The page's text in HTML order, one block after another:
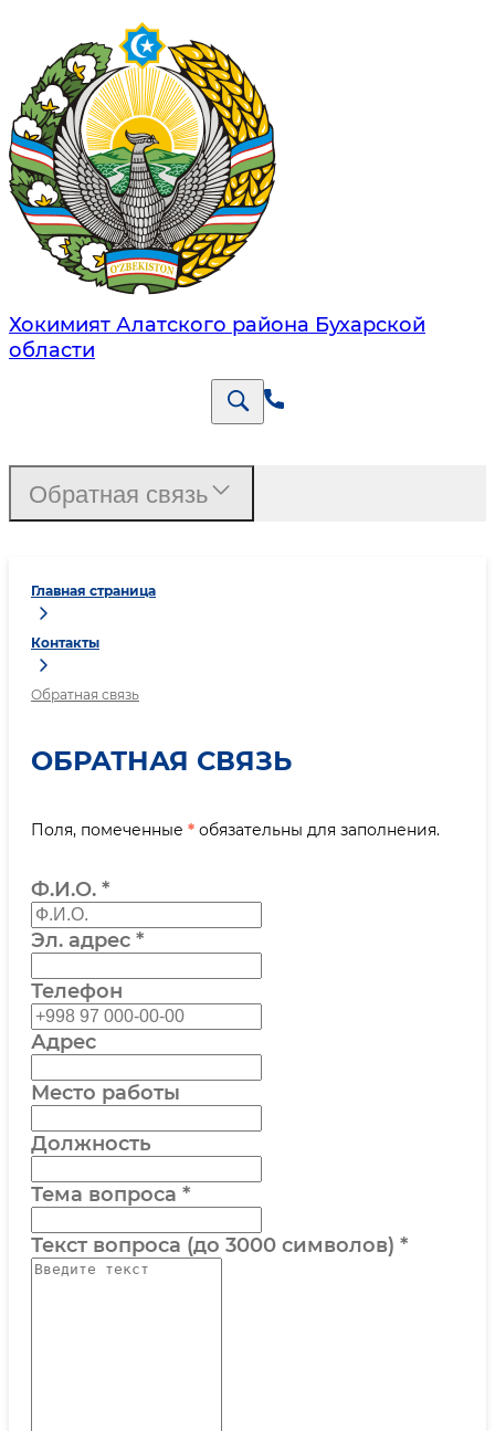
Хокимият Алатского района Бухарской
области
Главная страница
Контакты
Обратная связь
ОБРАТНАЯ СВЯЗЬ
Поля, помеченные * обязательны для заполнения.
Ф.И.О. *
Эл. адрес *
Телефон
Адрес
Место работы
Должность
Тема вопроса *
Текст вопроса (до 3000 символов) *
Обратная связь